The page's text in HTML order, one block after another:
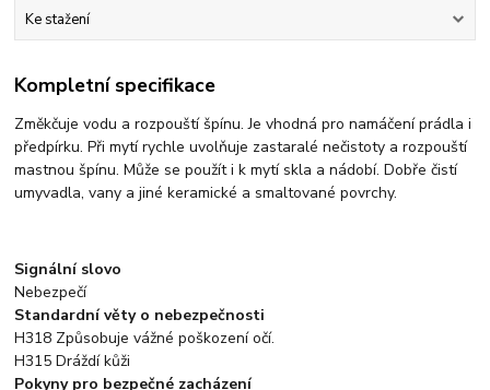
Ke stažení
Kompletní specifikace
Změkčuje vodu a rozpouští špínu. Je vhodná pro namáčení prádla i
předpírku. Při mytí rychle uvolňuje zastaralé nečistoty a rozpouští
mastnou špínu. Může se použít i k mytí skla a nádobí. Dobře čistí
umyvadla, vany a jiné keramické a smaltované povrchy.
Signální slovo
Nebezpečí
Standardní věty o nebezpečnosti
H318 Způsobuje vážné poškození očí.
H315 Dráždí kůži
Pokyny pro bezpečné zacházení